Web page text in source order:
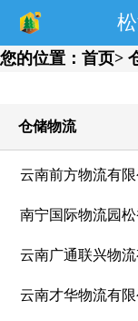
您的位置： 首页>
仓储物流
云南前方物流有限
南宁国际物流园
云南广通联兴物
云南才华物流有